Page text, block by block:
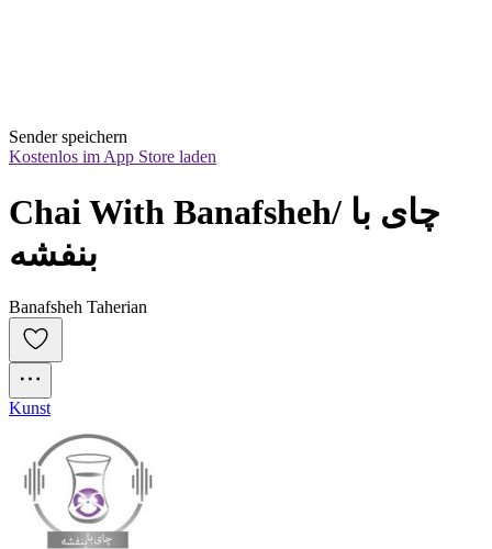
Sender speichern
Kostenlos im App Store laden
Chai With Banafsheh/ چای با
بنفشه
Banafsheh Taherian
Kunst